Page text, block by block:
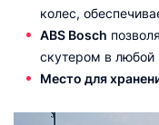
колес,
ABS Bosch
скутером в любой
Место для